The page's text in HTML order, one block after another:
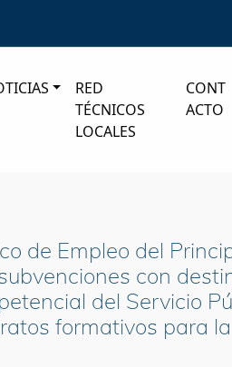
RED
TÉCNICOS
LOCALES
CONT
ACTO
de Empleo del
con
del Servicio
formativos para